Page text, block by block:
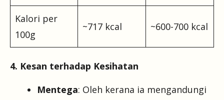
Kalori per
100g
~717 kcal ~600-700 kcal
4. Kesan terhadap Kesihatan
Mentega: Oleh kerana ia mengandungi